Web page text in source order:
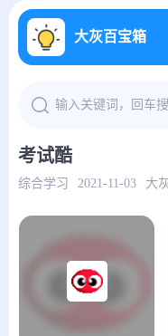
大灰百宝箱
考试酷
综合学习
2021-11-03 大